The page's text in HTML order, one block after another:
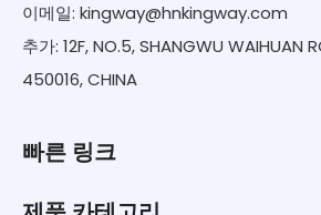
이메일: kingway@hnkingway.com
추가: 12F, NO.5, SHANGWU WAIHUAN
450016, CHINA
빠른 링크